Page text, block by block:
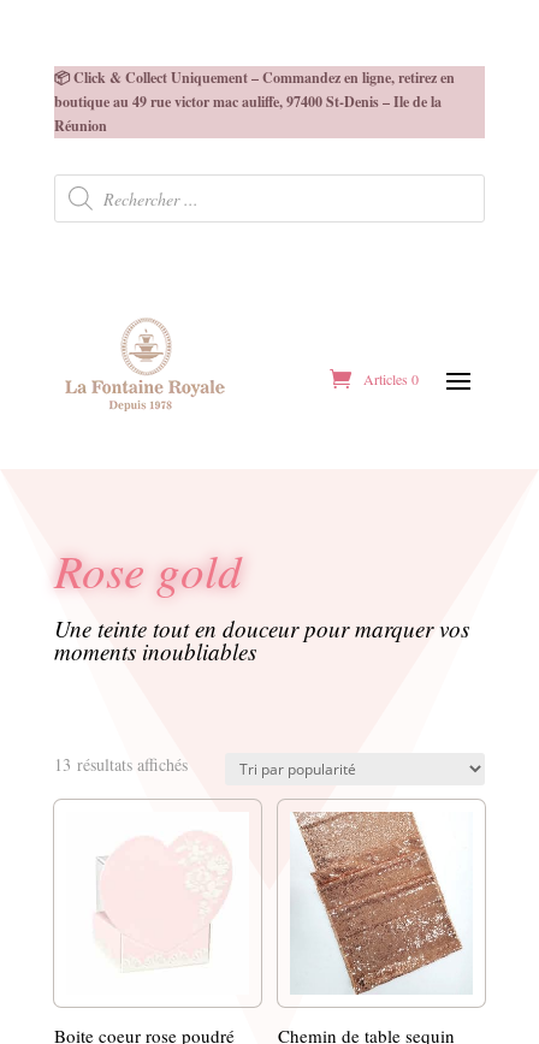
📦 Click & Collect Uniquement – Commandez en ligne, retirez en
boutique au 49 rue victor mac auliffe, 97400 St-Denis – Ile de la
Réunion
Recherche
produits
Articles 0
Rose gold
Une teinte tout en douceur pour marquer vos
moments inoubliables
13 résultats affichésTrié
Boite coeur rose poudré Chemin de table sequin